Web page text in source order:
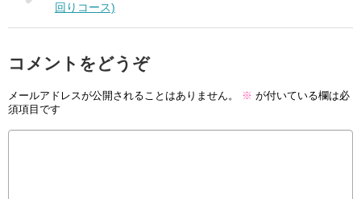
回りコース)
コメントをどうぞ
メールアドレスが公開されることはありません。 ※ が付いている欄は必
須項目です